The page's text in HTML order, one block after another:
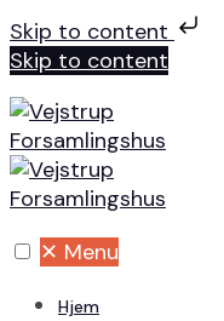
Skip to content
Skip to content
✕ Menu
Hjem